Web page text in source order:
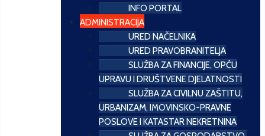
INFO PORTAL
ADMINISTRACIJA
URED NAČELNIKA
URED PRAVOBRANITELJA
SLUŽBA ZA FINANCIJE, OPĆU
UPRAVU I DRUŠTVENE DJELATNOSTI
SLUŽBA ZA CIVILNU ZAŠTITU,
URBANIZAM, IMOVINSKO-PRAVNE
POSLOVE I KATASTAR NEKRETNINA